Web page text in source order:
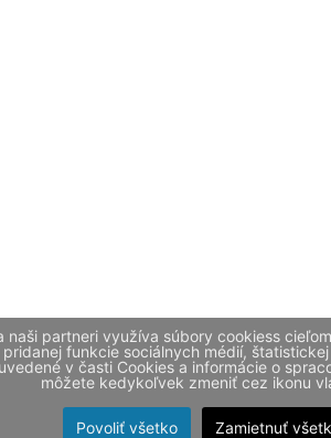
naši partneri využíva súbory cookiess
funkcie sociálnych médií,
v časti Cookies a informácie o
môžete kedykoľvek zmeniť cez ikonu
Povoliť všetko Zamietnuť